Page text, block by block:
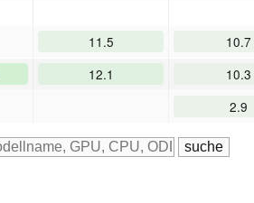
11.5 10.7
12.1 10.3
2.9